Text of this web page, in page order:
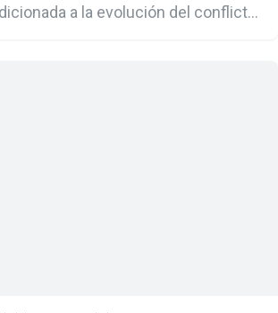
a la evolución del conflicto